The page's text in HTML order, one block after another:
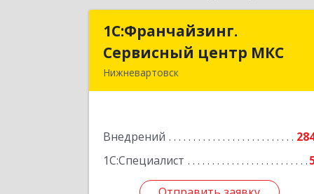
1С:Франчайзинг.
Сервисный центр МКС
Нижневартовск
Внедрений
1С:Специалист
1С:Франчайзинг.
Сервисный центр МКС
54А, строение 1, оф.112,